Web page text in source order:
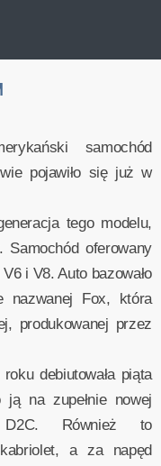
samochód
pojawiło się już w
tego modelu,
Samochód oferowany
i V8. Auto bazowało
nazwanej Fox, która
produkowanej przez
debiutowała piąta
ją na zupełnie nowej
D2C. Również to
a za napęd